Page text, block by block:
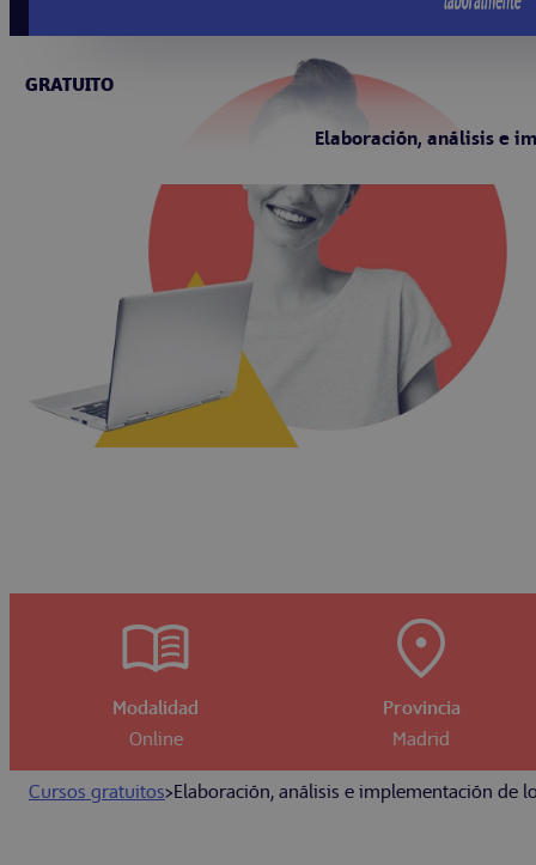
GRATUITO
Elaboración, análisis e
Modalidad
Online
Provincia
Madrid
Cursos gratuitos>Elaboración, análisis e implementación de